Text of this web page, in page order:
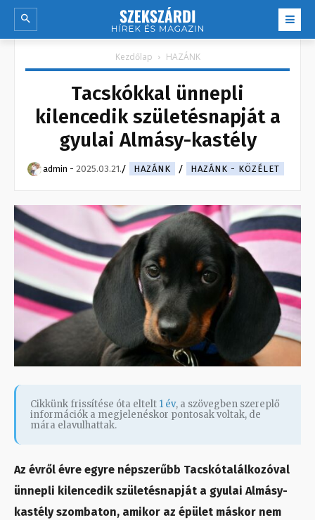
Kezdőlap HAZÁNK
Tacskókkal ünnepli
kilencedik születésnapját a
gyulai Almásy-kastély
admin - 2025.03.21. HAZÁNK HAZÁNK - KÖZÉLET
Cikkünk frissítése óta eltelt 1 év, a szövegben szereplő
információk a megjelenéskor pontosak voltak, de
mára elavulhattak.
Az évről évre egyre népszerűbb Tacskótalálkozóval
ünnepli kilencedik születésnapját a gyulai Almásy-
kastély szombaton, amikor az épület máskor nem